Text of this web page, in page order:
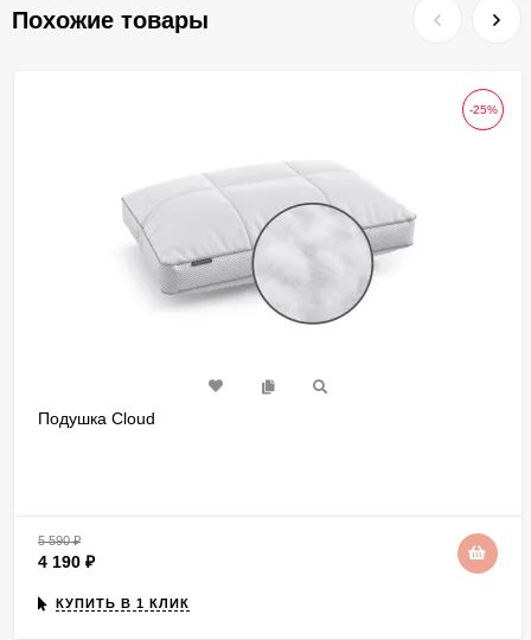
Похожие товары
-25%
Подушка Cloud
5 590₽
4 190 ₽
КУПИТЬ В 1 КЛИК